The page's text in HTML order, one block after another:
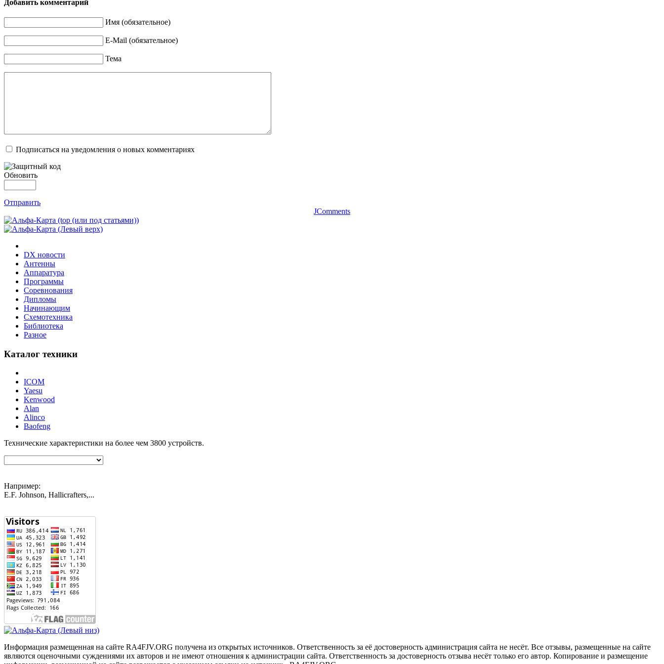
Добавить комментарий
Имя (обязательное)
E-Mail (обязательное)
Тема
Подписаться на уведомления о новых комментариях
Обновить
Отправить
JComments
DX новости
Антенны
Аппаратура
Программы
Соревнования
Дипломы
Начинающим
Схемотехника
Библиотека
Разное
Каталог техники
ICOM
Yaesu
Kenwood
Alan
Alinco
Baofeng
Технические характеристики на более чем 3800 устройств.
Например:
E.F. Johnson, Hallicrafters,...
Информация размещенная на сайте RA4FJV.ORG получена из открытых источников. Ответственность за её достоверность администрация сайта не несёт. Все отзывы, размещенные на сайте
являются оценочными суждениями их авторов и не имеют отношения к администрации сайта. Ответственность за достоверность отзыва несёт только его автор. Копирование и размещение